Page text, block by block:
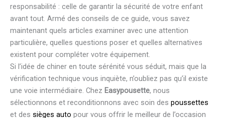
responsabilité : celle de garantir la sécurité de votre enfant
avant tout. Armé des conseils de ce guide, vous savez
maintenant quels articles examiner avec une attention
particulière, quelles questions poser et quelles alternatives
existent pour compléter votre équipement.
Si l’idée de chiner en toute sérénité vous séduit, mais que la
vérification technique vous inquiète, n’oubliez pas qu’il existe
une voie intermédiaire. Chez Easypousette, nous
sélectionnons et reconditionnons avec soin des poussettes
et des sièges auto pour vous offrir le meilleur de l’occasion